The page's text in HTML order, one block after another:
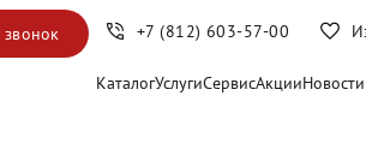
КаталогУслугиСервисАкцииНовости
звонок +7 (812) 603-57-00